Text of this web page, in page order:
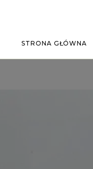
STRONA GŁÓWNA